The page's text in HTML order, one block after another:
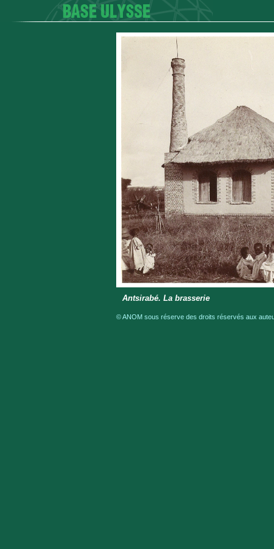
Antsirabé. La brasserie
© ANOM sous réserve des droits réservés aux